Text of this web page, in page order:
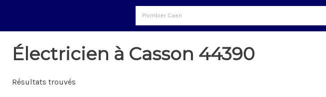
Électricien à Casson 44390
Résultats trouvés